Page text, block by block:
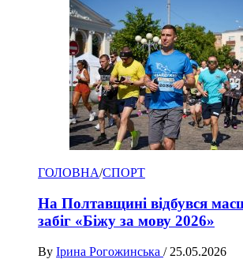
ГОЛОВНА/СПОРТ
На Полтавщині відбувся
забіг «Біжу за мову 2026»
By Ірина Рогожинська / 25.05.2026